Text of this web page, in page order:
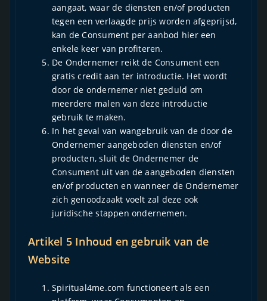
aangaat, waar de diensten en/of producten
tegen een verlaagde prijs worden afgeprijsd,
kan de Consument per aanbod hier een
enkele keer van profiteren.
De Ondernemer reikt de Consument een
gratis credit aan ter introductie. Het wordt
door de ondernemer niet geduld om
meerdere malen van deze introductie
gebruik te maken.
In het geval van wangebruik van de door de
Ondernemer aangeboden diensten en/of
producten, sluit de Ondernemer de
Consument uit van de aangeboden diensten
en/of producten en wanneer de Ondernemer
zich genoodzaakt voelt zal deze ook
juridische stappen ondernemen.
Artikel 5 Inhoud en gebruik van de
Website
Spiritual4me.com functioneert als een